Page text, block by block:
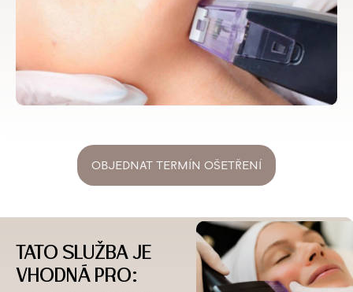
OBJEDNAT TERMÍN OŠETŘENÍ
TATO SLUŽBA JE
VHODNÁ PRO: